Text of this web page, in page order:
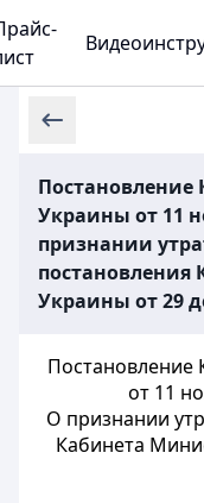
Украины от 11
признании
постановления
Украины от 29
Постановление
от 11
О признании
Кабинета